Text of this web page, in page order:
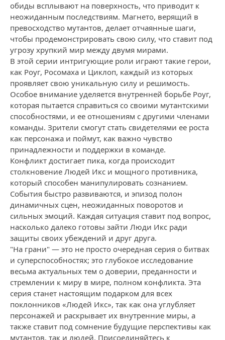
обиды всплывают на поверхность, что приводит к
неожиданным последствиям. Магнето, верящий в
превосходство мутантов, делает отчаянные шаги,
чтобы продемонстрировать свою силу, что ставит под
угрозу хрупкий мир между двумя мирами.
В этой серии интригующие роли играют такие герои,
как Роуг, Росомаха и Циклоп, каждый из которых
проявляет свою уникальную силу и решимость.
Особое внимание уделяется внутренней борьбе Роуг,
которая пытается справиться со своими мутантскими
способностями, и ее отношениям с другими членами
команды. Зрители смогут стать свидетелями ее роста
как персонажа и поймут, как важно чувство
принадлежности и поддержки в команде.
Конфликт достигает пика, когда происходит
столкновение Людей Икс и мощного противника,
который способен манипулировать сознанием.
События быстро развиваются, и эпизод полон
динамичных сцен, неожиданных поворотов и
сильных эмоций. Каждая ситуация ставит под вопрос,
насколько далеко готовы зайти Люди Икс ради
защиты своих убеждений и друг друга.
"На грани" — это не просто очередная серия о битвах
и суперспособностях; это глубокое исследование
весьма актуальных тем о доверии, преданности и
стремлении к миру в мире, полном конфликта. Эта
серия станет настоящим подарком для всех
поклонников «Людей Икс», так как она углубляет
персонажей и раскрывает их внутренние миры, а
также ставит под сомнение будущие перспективы как
мутантов, так и людей. Присоединяйтесь к